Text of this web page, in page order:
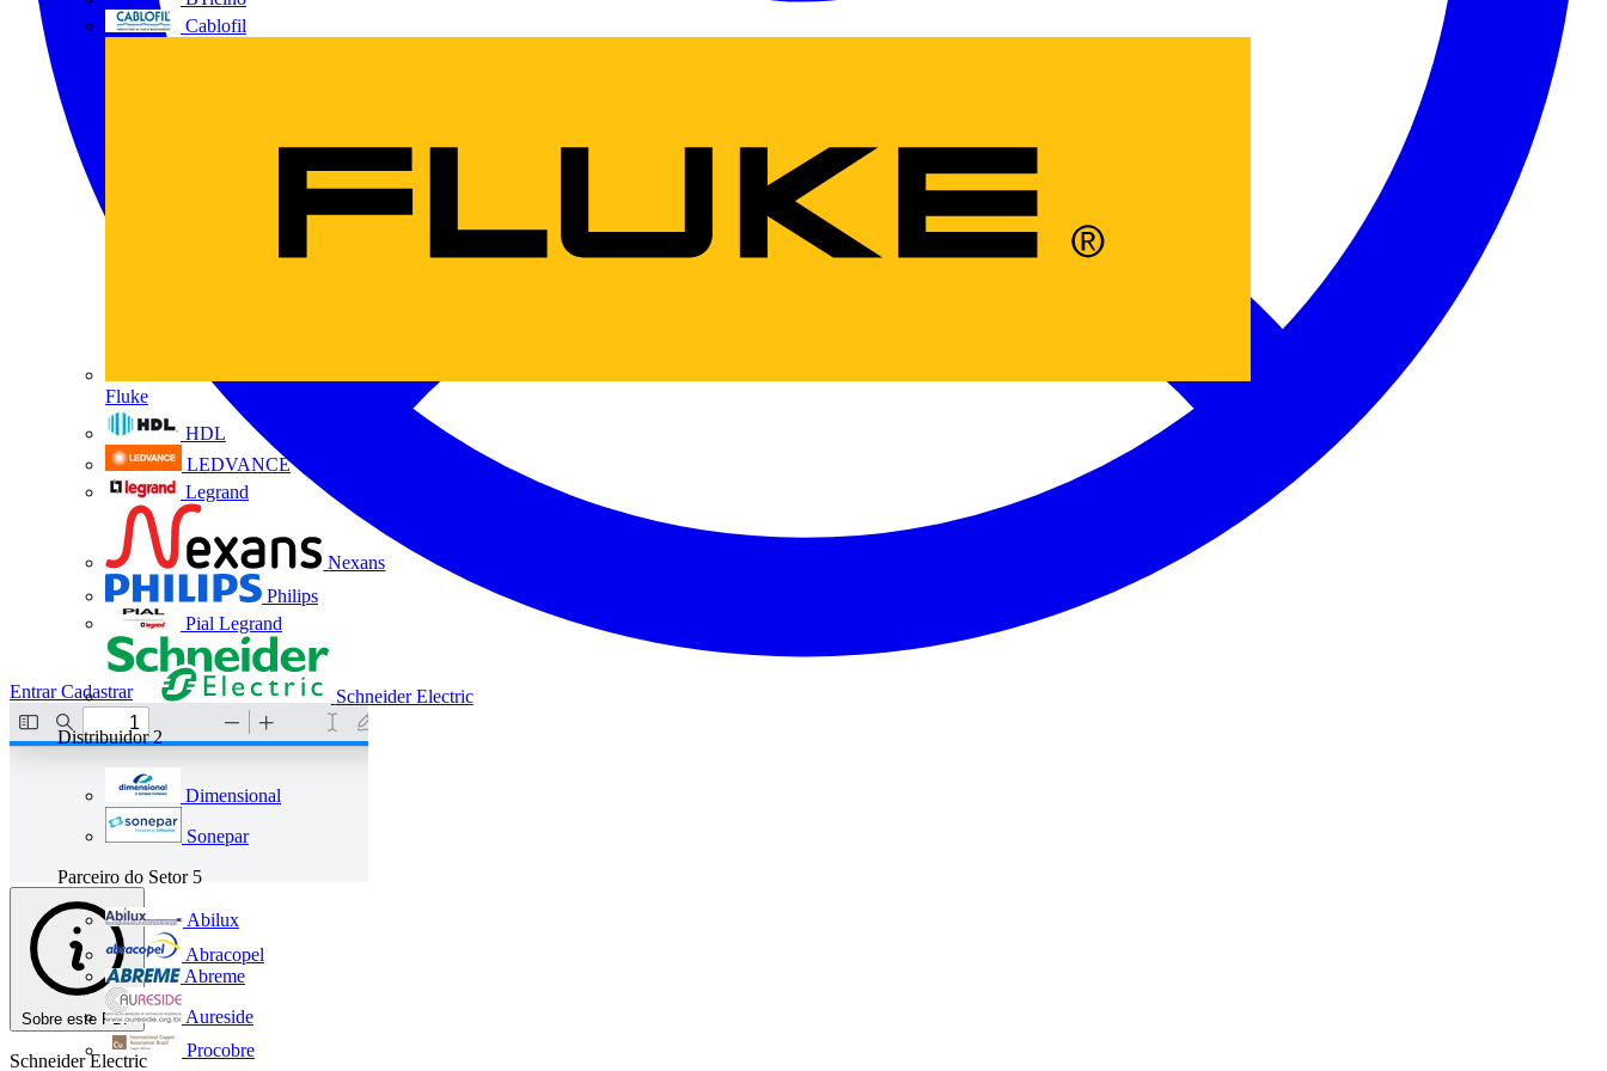
Cablofil
Fluke
HDL
LEDVANCE
Legrand
Nexans
Philips
Pial Legrand
Schneider Electric
Distribuidor 2
Dimensional
Sonepar
Parceiro do Setor 5
Abilux
Abracopel
Abreme
Aureside
Procobre
EntrarCadastrar
Sobre este PDF
Schneider Electric